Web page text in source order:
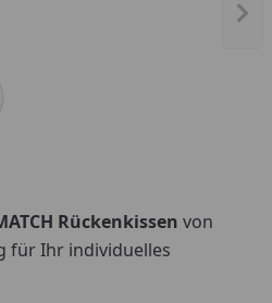
Rückenkissen von
für Ihr individuelles